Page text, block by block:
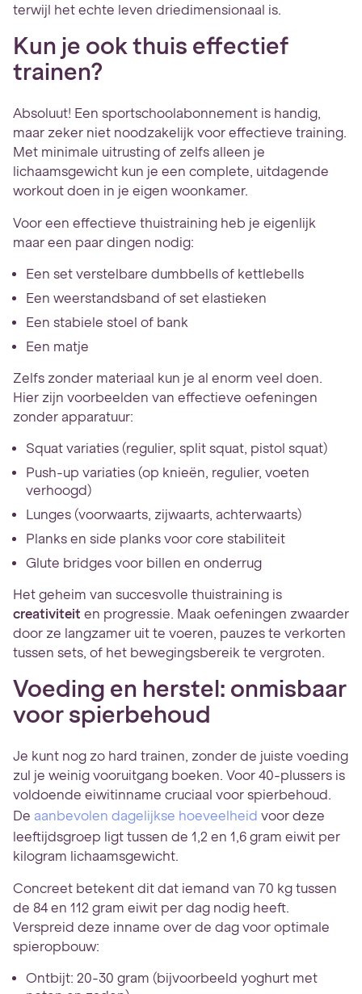
terwijl het echte leven driedimensionaal is.
Kun je ook thuis effectief
trainen?
Absoluut! Een sportschoolabonnement is handig,
maar zeker niet noodzakelijk voor effectieve training.
Met minimale uitrusting of zelfs alleen je
lichaamsgewicht kun je een complete, uitdagende
workout doen in je eigen woonkamer.
Voor een effectieve thuistraining heb je eigenlijk
maar een paar dingen nodig:
Een set verstelbare dumbbells of kettlebells
Een weerstandsband of set elastieken
Een stabiele stoel of bank
Een matje
Zelfs zonder materiaal kun je al enorm veel doen.
Hier zijn voorbeelden van effectieve oefeningen
zonder apparatuur:
Squat variaties (regulier, split squat, pistol squat)
Push-up variaties (op knieën, regulier, voeten
verhoogd)
Lunges (voorwaarts, zijwaarts, achterwaarts)
Planks en side planks voor core stabiliteit
Glute bridges voor billen en onderrug
Het geheim van succesvolle thuistraining is
creativiteit en progressie. Maak oefeningen zwaarder
door ze langzamer uit te voeren, pauzes te verkorten
tussen sets, of het bewegingsbereik te vergroten.
Voeding en herstel: onmisbaar
voor spierbehoud
Je kunt nog zo hard trainen, zonder de juiste voeding
zul je weinig vooruitgang boeken. Voor 40-plussers is
voldoende eiwitinname cruciaal voor spierbehoud.
De aanbevolen dagelijkse hoeveelheid voor deze
leeftijdsgroep ligt tussen de 1,2 en 1,6 gram eiwit per
kilogram lichaamsgewicht.
Concreet betekent dit dat iemand van 70 kg tussen
de 84 en 112 gram eiwit per dag nodig heeft.
Verspreid deze inname over de dag voor optimale
spieropbouw:
Ontbijt: 20-30 gram (bijvoorbeeld yoghurt met